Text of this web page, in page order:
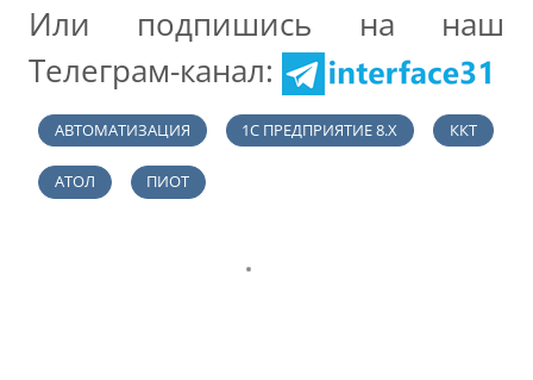
Или подпишись на наш
Телеграм-канал:
АВТОМАТИЗАЦИЯ 1С ПРЕДПРИЯТИЕ 8.X ККТ
АТОЛ ПИОТ